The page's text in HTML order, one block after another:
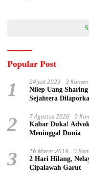
Popular Post
1 24 Juli 2023 3
Nilep Uang
Sejahtera
2 7 Agustus 2026 0
Kabar Duka!
Meninggal Dunia
3 16 Maret 2019 0
2 Hari Hilang,
Cipalawah Garut